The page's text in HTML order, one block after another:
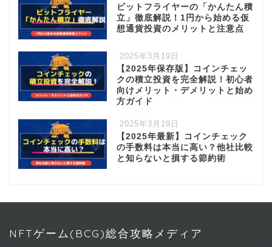
ビットフライヤーの「かんたん積
立」徹底解説！1円から始める仮
想通貨投資のメリットと注意点
2025年3月19日
【2025年保存版】コインチェッ
クの積立投資を完全解説！初心者
向けメリット・デメリットと始め
方ガイド
2025年3月19日
【2025年最新】コインチェック
の手数料は本当に高い？他社比較
と知らないと損する節約術
NFTゲーム(BCG)総合攻略メディア